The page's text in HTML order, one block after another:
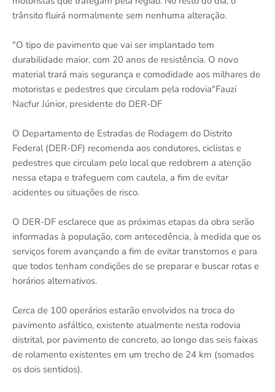
trânsito fluirá normalmente sem nenhuma alteração.
"O tipo de pavimento que vai ser implantado tem
durabilidade maior, com 20 anos de resistência. O novo
material trará mais segurança e comodidade aos milhares de
motoristas e pedestres que circulam pela rodovia"Fauzi
Nacfur Júnior, presidente do DER-DF
O Departamento de Estradas de Rodagem do Distrito
Federal (DER-DF) recomenda aos condutores, ciclistas e
pedestres que circulam pelo local que redobrem a atenção
nessa etapa e trafeguem com cautela, a fim de evitar
acidentes ou situações de risco.
O DER-DF esclarece que as próximas etapas da obra serão
informadas à população, com antecedência, à medida que os
serviços forem avançando a fim de evitar transtornos e para
que todos tenham condições de se preparar e buscar rotas e
horários alternativos.
Cerca de 100 operários estarão envolvidos na troca do
pavimento asfáltico, existente atualmente nesta rodovia
distrital, por pavimento de concreto, ao longo das seis faixas
de rolamento existentes em um trecho de 24 km (somados
os dois sentidos).